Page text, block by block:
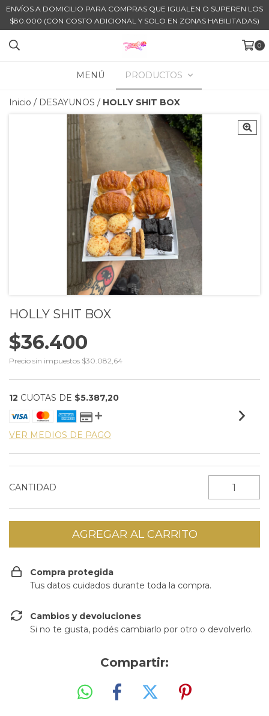
ENVÍOS A DOMICILIO PARA COMPRAS QUE IGUALEN O SUPEREN LOS
$80.000 (CON COSTO ADICIONAL Y SOLO EN ZONAS HABILITADAS)
0
MENÚ PRODUCTOS
Inicio / DESAYUNOS / HOLLY SHIT BOX
HOLLY SHIT BOX
$36.400
Precio sin impuestos $30.082,64
12 CUOTAS DE $5.387,20
VER MEDIOS DE PAGO
CANTIDAD
Compra protegida
Tus datos cuidados durante toda la compra.
Cambios y devoluciones
Si no te gusta, podés cambiarlo por otro o devolverlo.
Compartir: